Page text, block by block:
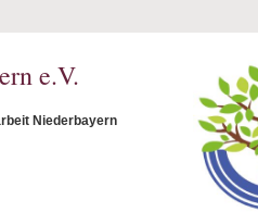
e.V.
Niederbayern